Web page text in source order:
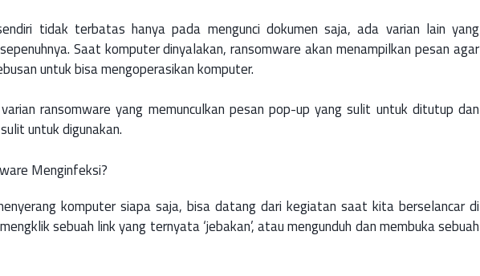
tidak terbatas hanya pada mengunci dokumen saja, ada varian lain yang
Saat komputer dinyalakan, ransomware akan menampilkan pesan agar
untuk bisa mengoperasikan komputer.
ransomware yang memunculkan pesan pop-up yang sulit untuk ditutup dan
untuk digunakan.
Menginfeksi?
komputer siapa saja, bisa datang dari kegiatan saat kita berselancar di
sebuah link yang ternyata ‘jebakan’, atau mengunduh dan membuka sebuah